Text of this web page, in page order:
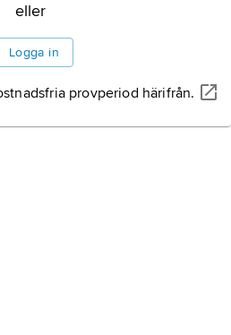
eller
Logga in
provperiod härifrån.